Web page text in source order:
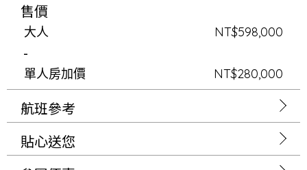
售價
大人 NT$598,000
-
單人房加價 NT$280,000
航班參考
貼心送您